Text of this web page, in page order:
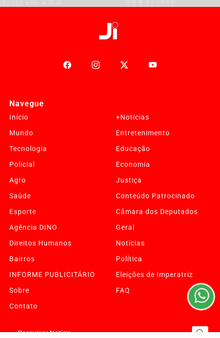
Navegue
Início
+Notícias
Mundo
Entretenimento
Tecnologia
Educação
Policial
Economia
Agro
Justiça
Saúde
Conteúdo Patrocinado
Esporte
Câmara dos Deputados
Agência DINO
Geral
Direitos Humanos
Notícias
Bairros
Política
INFORME PUBLICITÁRIO
Eleições de Imperatriz
Sobre
FAQ
Contato
Termos de Uso e Privacidade
Esse site utiliza cookies para melhorar sua experiência
de navegação. Ao continuar o acesso, entendemos que
Privacidade.
PARA MAIS INFORMAÇÕES,
ACESSE NOSSOS TERMOS